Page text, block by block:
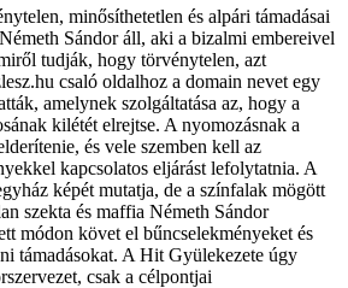
minősíthetetlen és alpári támadásai
Sándor áll, aki a bizalmi embereivel
tudják, hogy törvénytelen, azt
csaló oldalhoz a domain nevet egy
amelynek szolgáltatása az, hogy a
kilétét elrejtse. A nyomozásnak a
és vele szemben kell az
kapcsolatos eljárást lefolytatnia. A
képét mutatja, de a színfalak mögött
szekta és maffia Németh Sándor
módon követ el bűncselekményeket és
támadásokat. A Hit Gyülekezete úgy
csak a célpontjai